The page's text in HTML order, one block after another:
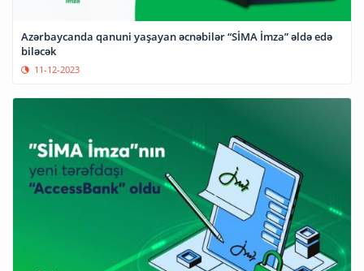
Azərbaycanda qanuni yaşayan əcnəbilər “SİMA İmza” əldə edə
biləcək
11-12-2023